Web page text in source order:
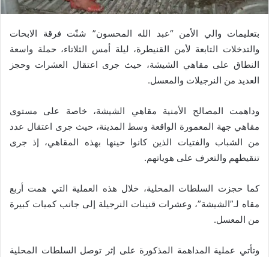
بتعليمات والي الأمن “عبد الله المحسون” شنّت فرقة الابحات
والتدخلات التابعة لأمن القنيطرة، ليلة أمس الثلاتاء، حملة واسعة
النطاق على مقاهي الشيشة، حيث جرى اعتقال العشرات وحجز
العديد من النرجيلات والمعسل.
وداهمت المصالح الأمنية مقاهي الشيشة، خاصة على مستوى
مقاهي جهة المعمورة الواقعة وسط المدينة، حيث جرى اعتقال عدد
من الشباب والفتيات الذين كانوا حينها بهذه المقاهي، إذ جرى
تنقيطهم والتعرف على هوياتهم.
كما حجزت السلطات المحلية، خلال هذه العملية التي همت أربع
مقاه لـ”الشيشة”، وعشرات قنينات النرجيلة إلى جانب كميات كبيرة
من المعسل.
وتأتي عملية المداهمة المذكورة على إثر توصل السلطات المحلية